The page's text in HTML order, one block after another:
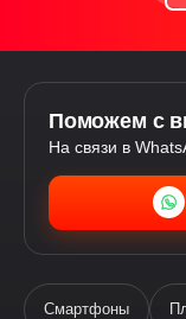
Поможем с
На связи в
Смартфоны